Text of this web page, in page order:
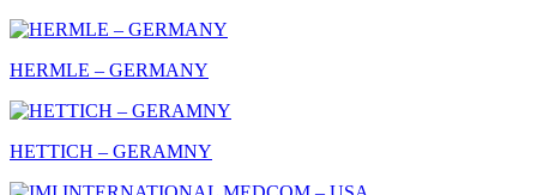
HERMLE – GERMANY
HETTICH – GERAMNY